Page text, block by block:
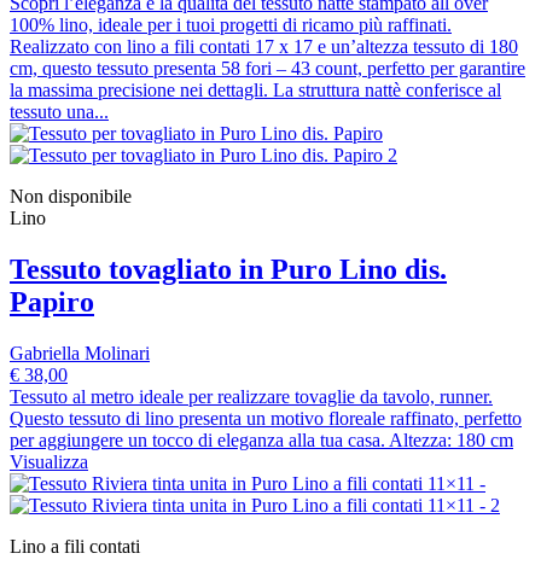
100% lino, ideale per i tuoi progetti di ricamo più raffinati.
Realizzato con lino a fili contati 17 x 17 e un’altezza tessuto di 180
cm, questo tessuto presenta 58 fori – 43 count, perfetto per garantire
la massima precisione nei dettagli. La struttura nattè conferisce al
tessuto una...
Non disponibile
Lino
Tessuto tovagliato in Puro Lino dis.
Papiro
Gabriella Molinari
€ 38,00
Tessuto al metro ideale per realizzare tovaglie da tavolo, runner.
Questo tessuto di lino presenta un motivo floreale raffinato, perfetto
per aggiungere un tocco di eleganza alla tua casa. Altezza: 180 cm
Visualizza
Lino a fili contati